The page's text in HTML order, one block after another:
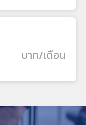
บาท/เดือน